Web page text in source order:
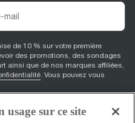
de 10 % sur votre première
des promotions, des sondages
ainsi que de nos marques affiliées,
. Vous pouvez vous
usage sur ce site